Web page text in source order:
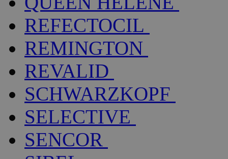
REFECTOCIL
REMINGTON
REVALID
SCHWARZKOPF
SELECTIVE
SENCOR